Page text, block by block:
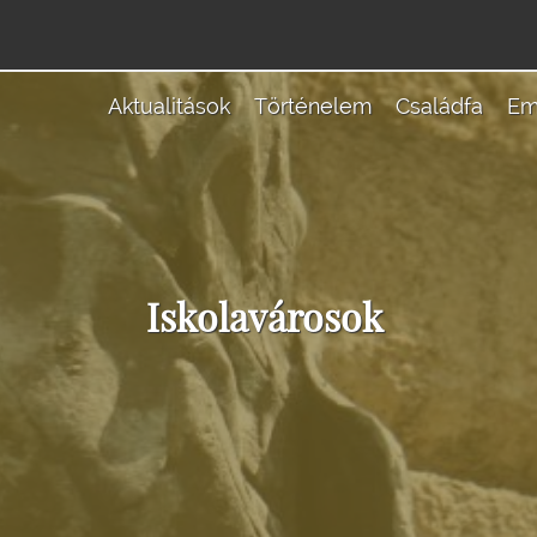
Aktualitások Történelem Családfa
Iskolavárosok